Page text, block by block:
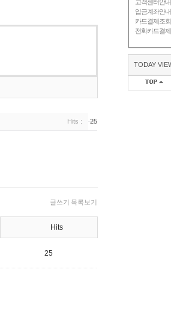
고객센터안내
입금계좌안내
카드결제조회
전화카드결제
TODAY
Hits :
25
글쓰기 목록보기
Hits
25